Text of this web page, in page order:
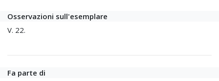
Osservazioni sull'esemplare
V. 22.
Fa parte di